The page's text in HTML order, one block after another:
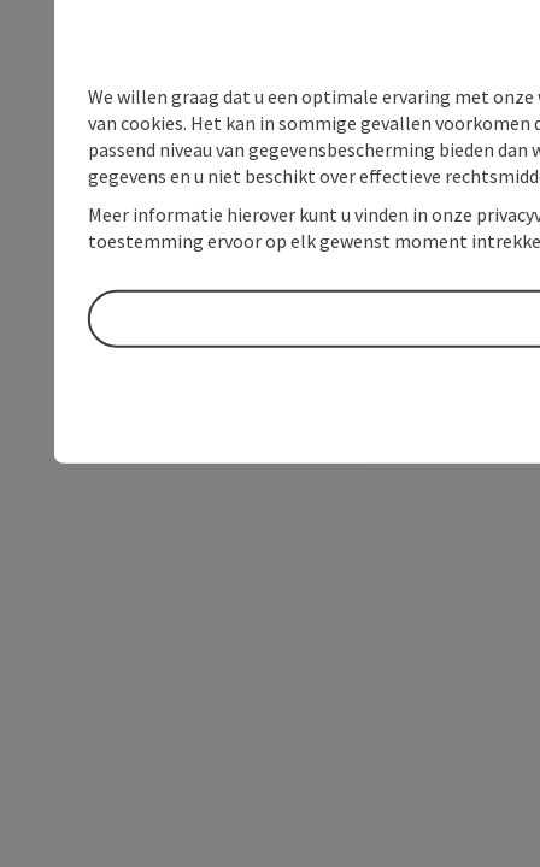
We willen graag dat u een optimale ervaring met
van cookies. Het kan in sommige gevallen voorkomen
passend niveau van gegevensbescherming bieden
gegevens en u niet beschikt over effectieve
Meer informatie hierover kunt u vinden in onze
toestemming ervoor op elk gewenst moment